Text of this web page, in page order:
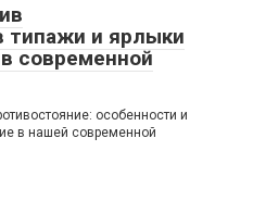
типажи и ярлыки
современной
особенности и
в нашей современной